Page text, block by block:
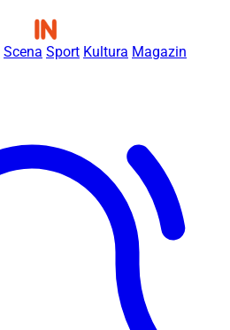
Scena Sport Kultura Magazin